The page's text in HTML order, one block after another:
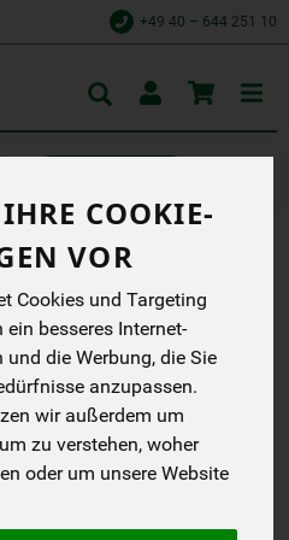
COOKIE-
VOR
Cookies und Targeting
besseres Internet-
die Werbung, die Sie
anzupassen.
wir außerdem um
zu verstehen, woher
oder um unsere Website
+49 40 – 644 251 10
Backmischung für 6
große oder 12 kleine
Lemonies. Zubereitung
sowohl vegetarisch als
auch vegan
Bauck
Toggle
cart